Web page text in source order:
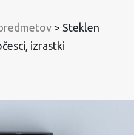
> Steklen
izrastki